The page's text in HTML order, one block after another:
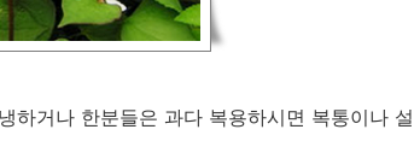
하거나 한분들은 과다 복용하시면 복통이나 설